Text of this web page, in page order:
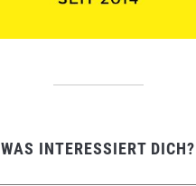
WAS INTERESSIERT DICH?